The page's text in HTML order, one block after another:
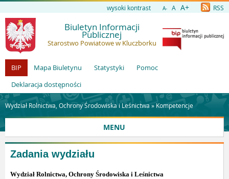
wysoki kontrast A- A A+ RSS
Biuletyn Informacji
Publicznej
Starostwo Powiatowe w Kluczborku
BIP Mapa Biuletynu Statystyki
Pomoc
Deklaracja dostępności
Wydział Rolnictwa, Ochrony Środowiska i Leśnictwa »Kompetencje
MENU
Zadania wydziału
Wydział Rolnictwa, Ochrony Środowiska i Leśnictwa